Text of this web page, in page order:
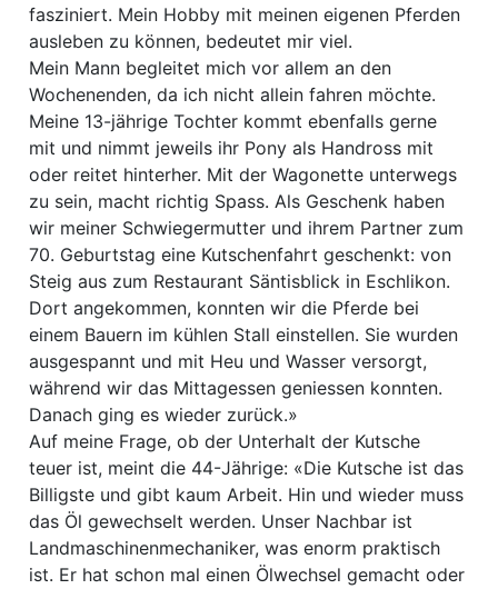
fasziniert. Mein Hobby mit meinen eigenen Pferden
ausleben zu können, bedeutet mir viel.
Mein Mann begleitet mich vor allem an den
Wochenenden, da ich nicht allein fahren möchte.
Meine 13-jährige Tochter kommt ebenfalls gerne
mit und nimmt jeweils ihr Pony als Handross mit
oder reitet hinterher. Mit der Wagonette unterwegs
zu sein, macht richtig Spass. Als Geschenk haben
wir meiner Schwiegermutter und ihrem Partner zum
70. Geburtstag eine Kutschenfahrt geschenkt: von
Steig aus zum Restaurant Säntisblick in Eschlikon.
Dort angekommen, konnten wir die Pferde bei
einem Bauern im kühlen Stall einstellen. Sie wurden
ausgespannt und mit Heu und Wasser versorgt,
während wir das Mittagessen geniessen konnten.
Danach ging es wieder zurück.»
Auf meine Frage, ob der Unterhalt der Kutsche
teuer ist, meint die 44-Jährige: «Die Kutsche ist das
Billigste und gibt kaum Arbeit. Hin und wieder muss
das Öl gewechselt werden. Unser Nachbar ist
Landmaschinenmechaniker, was enorm praktisch
ist. Er hat schon mal einen Ölwechsel gemacht oder